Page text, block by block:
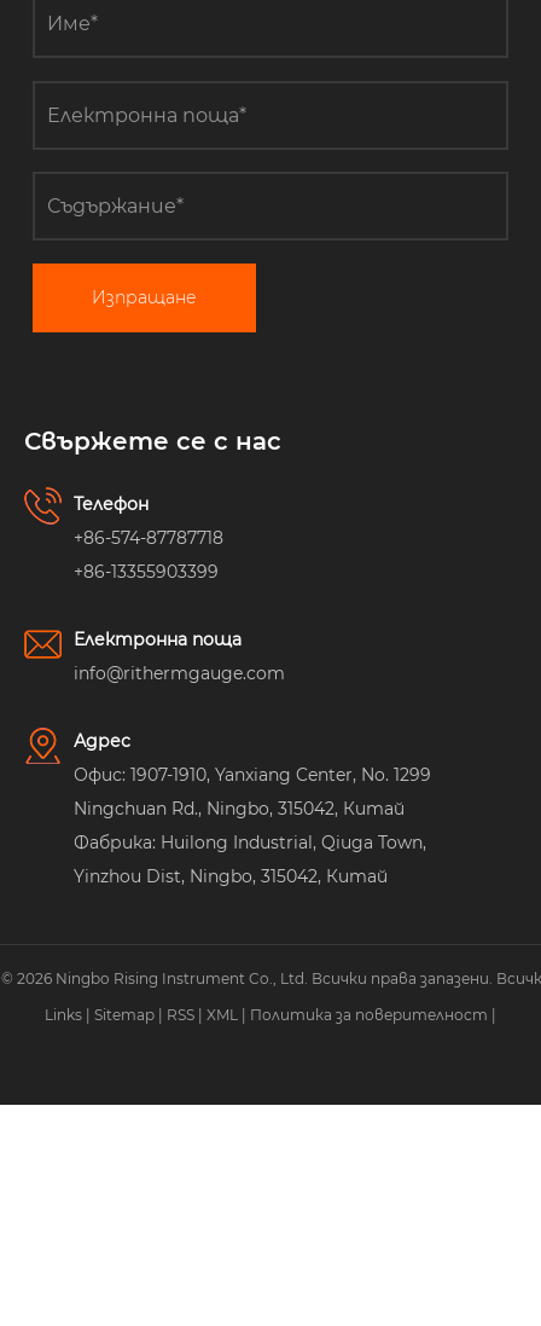
Изпращане
Свържете се с нас
Телефон
+86-574-87787718
+86-13355903399
Електронна поща
info@rithermgauge.com
Адрес
Офис: 1907-1910, Yanxiang Center, No. 1299
Ningchuan Rd., Ningbo, 315042, Китай
Фабрика: Huilong Industrial, Qiuga Town,
Yinzhou Dist, Ningbo, 315042, Китай
Ningbo Rising Instrument Co., Ltd. Всички права запазени.
Links
Sitemap RSS XML Политика за поверителност